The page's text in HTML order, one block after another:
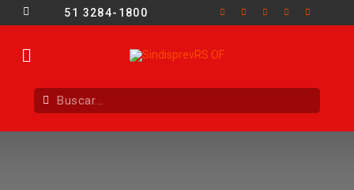
51 3284-1800